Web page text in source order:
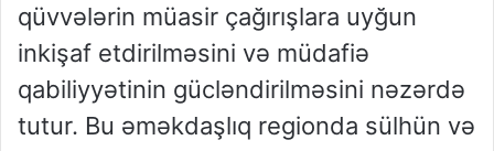
qüvvələrin müasir çağırışlara uyğun
inkişaf etdirilməsini və müdafiə
qabiliyyətinin gücləndirilməsini nəzərdə
tutur. Bu əməkdaşlıq regionda sülhün və